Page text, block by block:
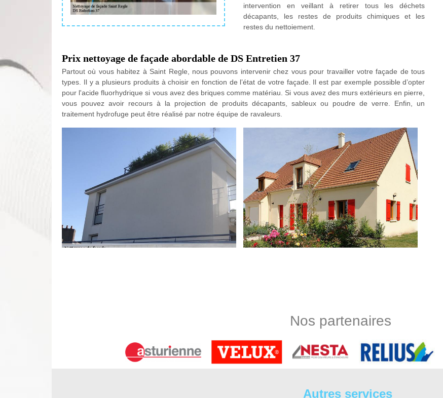
intervention en veillant à retirer tous les déchets
décapants, les restes de produits chimiques et les
restes du nettoiement.
Prix nettoyage de façade abordable de DS Entretien 37
Partout où vous habitez à Saint Regle, nous pouvons intervenir chez vous pour travailler votre façade de tous
types. Il y a plusieurs produits à choisir en fonction de l’état de votre façade. Il est par exemple possible d’opter
pour l'acide fluorhydrique si vous avez des briques comme matériau. Si vous avez des murs extérieurs en pierre,
vous pouvez avoir recours à la projection de produits décapants, sableux ou poudre de verre. Enfin, un
traitement hydrofuge peut être réalisé par notre équipe de ravaleurs.
travail de qualité avec un tarif imbattable sur le marché. Ainsi, en faisant appel à DS Entretien 37, il est sure que
votre satisfaction. N’hésitez pas à le contacter !
Réaliser et réussir les travaux de nettoyage façade à Saint Regle
Nos partenaires
Autres services